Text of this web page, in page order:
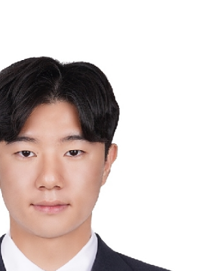
할 수 있는 것들을 더 즐겼으면
드는 것 같습니다. 배운 것은
, 어떻게 활용할지는 스스로
. 여러분이 지금 배우는 것들이
적용될 것처럼 보일 수도 있겠지만,
못한 곳에서 강력한 무기가 될 수
러니 지금의 과정에 최선을 다하고,
적으로 도전해 보시는 것도
내년 9월 영국에 위치한
에 스포츠 매니지먼트
예정입니다. 올해 태권도전공
육회 스포츠마케팅 서포터즈
면서 이 분야에 대한 한국의 많은
의 인식 및 경영적 부족함을 느꼈고,
공부해보고 싶어 대학원 진학을
. 대학 선택에 있어서는 올해 국내
개인적인 실수로 지원을 하지 못하게
금전적인 문제와 영어 공포로
한 꿈을 다시금 꺼낼 수 있었습니다.
중 스포츠 분야 세계 1위(QS ranking)
University을 알게 되어 진학할 수